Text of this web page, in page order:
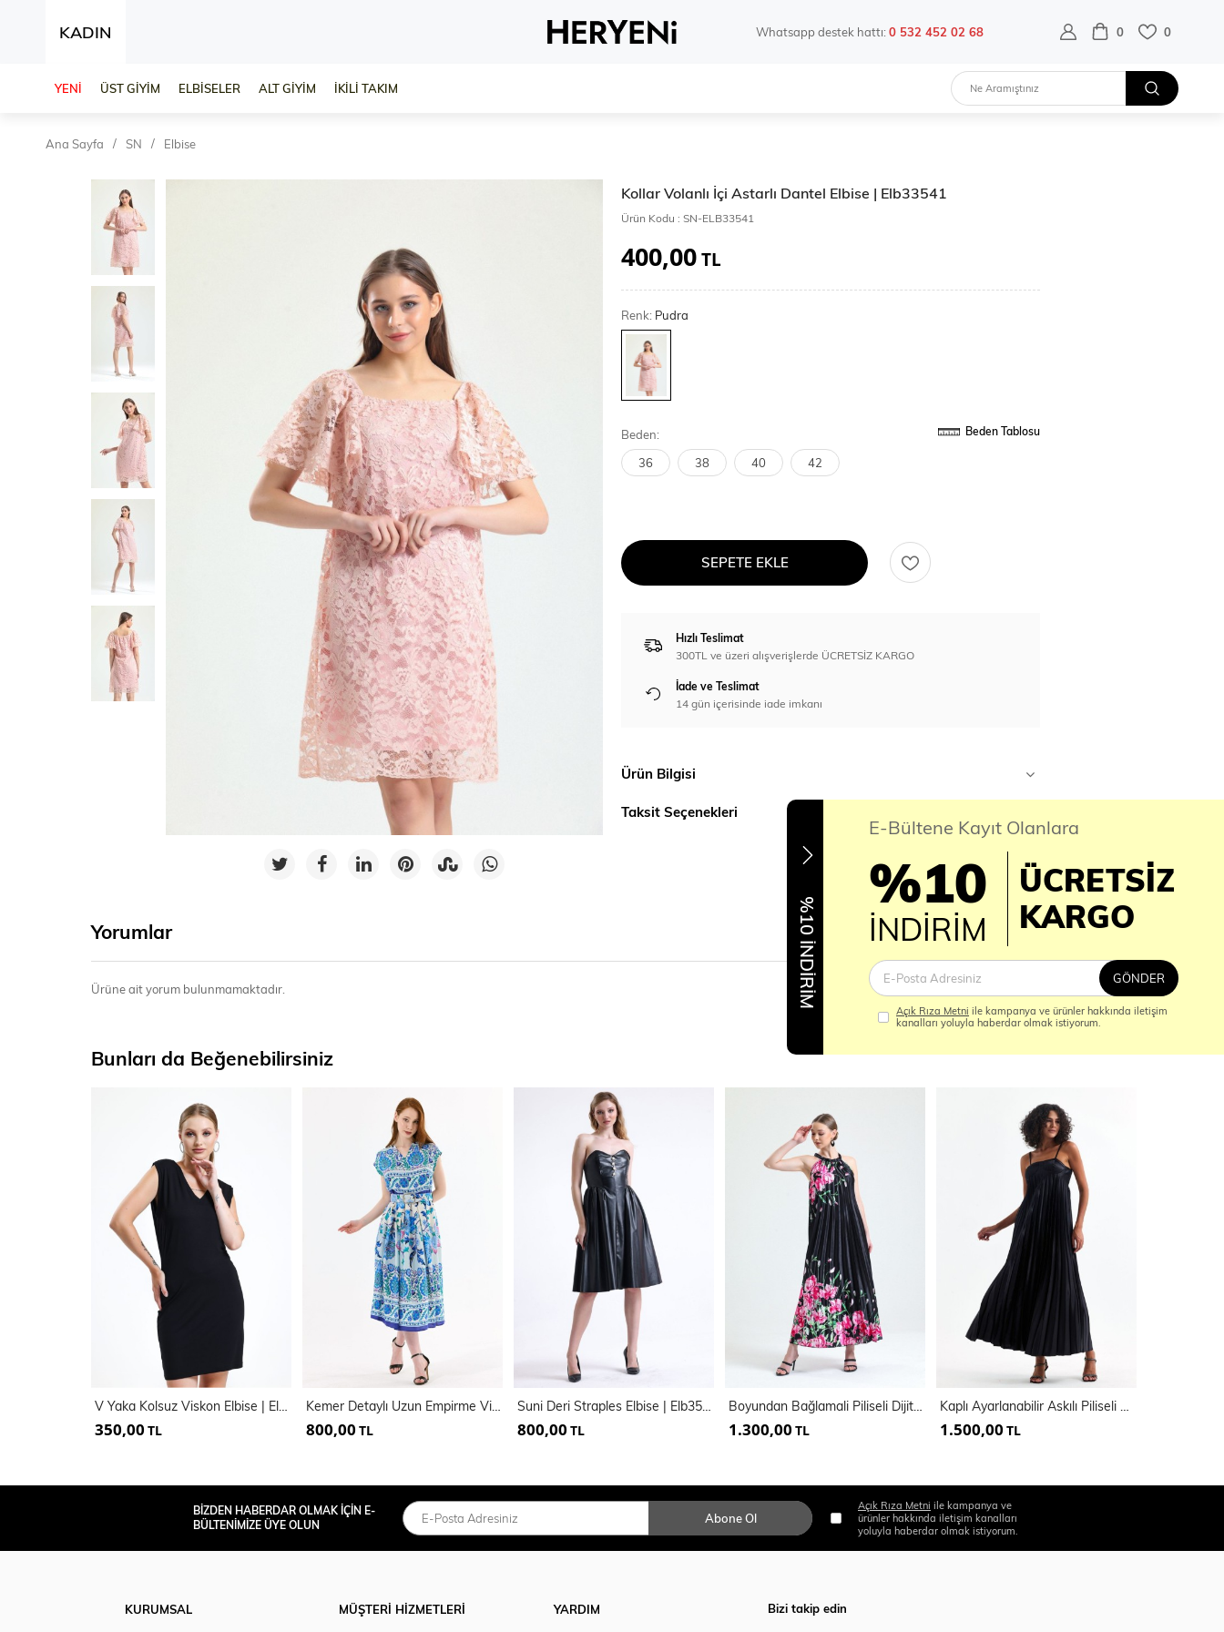
KADIN Whatsapp destek hattı:0 532 452 02 68 0 0
YENİ ÜST GİYİM ELBİSELER ALT GİYİM İKİLİ TAKIM
Ana Sayfa SN Elbise
Kollar Volanlı İçi Astarlı Dantel Elbise | Elb33541
Ürün Kodu : SN-ELB33541
400,00TL
Renk: Pudra
Beden: Beden Tablosu
36 38 40 42
SEPETE EKLE
Hızlı Teslimat
300TL ve üzeri alışverişlerde ÜCRETSİZ KARGO
İade ve Teslimat
14 gün içerisinde iade imkanı
Ürün Bilgisi
Taksit Seçenekleri
Yorumlar
Ürüne ait yorum bulunmamaktadır.
Bunları da Beğenebilirsiniz
V Yaka Kolsuz Viskon Elbise | Elb35023
350,00 TL
Kemer Detaylı Uzun Empirme Viskon Jile Elbise | Elb35648
800,00 TL
Suni Deri Straples Elbise | Elb35292
800,00 TL
Boyundan Bağlamali Piliseli Dijital Baskili Kolsuz Saten Elbise | Elb34513
1.300,00 TL
Kaplı Ayarlanabilir Askılı Piliseli Abiye Uzun Saten Elbise | Elb35410
1.500,00 TL
%10 İNDİRİM
E-Bültene Kayıt Olanlara
%10
İNDİRİM
ÜCRETSİZ
KARGO
GÖNDER
Açık Rıza Metni ile kampanya ve ürünler hakkında iletişim
kanalları yoluyla haberdar olmak istiyorum.
BİZDEN HABERDAR OLMAK İÇİN E-
BÜLTENİMİZE ÜYE OLUN
Abone Ol
Açık Rıza Metni ile kampanya ve
ürünler hakkında iletişim kanalları
yoluyla haberdar olmak istiyorum.
KURUMSAL
MÜŞTERİ HİZMETLERİ
YARDIM
Bizi takip edin